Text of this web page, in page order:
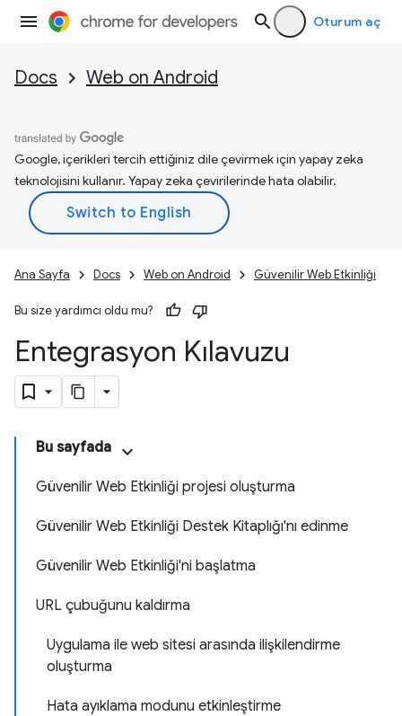
Oturum aç
Docs Web on Android
Google, içerikleri tercih ettiğiniz dile çevirmek için yapay zeka
teknolojisini kullanır. Yapay zeka çevirilerinde hata olabilir.
Ana Sayfa Docs Web on Android Güvenilir Web Etkinliği
Bu size yardımcı oldu mu?
Entegrasyon Kılavuzu
Bu sayfada
Güvenilir Web Etkinliği projesi oluşturma
Güvenilir Web Etkinliği Destek Kitaplığı'nı edinme
Güvenilir Web Etkinliği'ni başlatma
URL çubuğunu kaldırma
Uygulama ile web sitesi arasında ilişkilendirme
oluşturma
Hata ayıklama modunu etkinleştirme